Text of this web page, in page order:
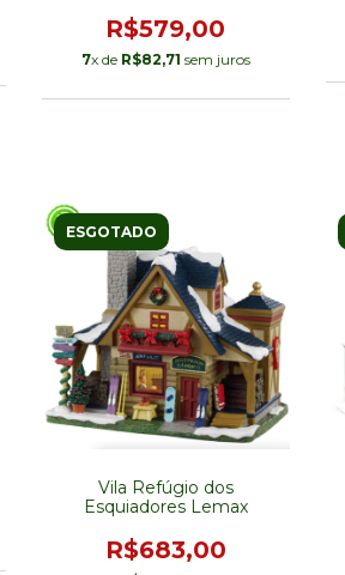
R$579,00
7x de R$82,71 sem juros
ESGOTADO
Vila Refúgio dos
Esquiadores Lemax
R$683,00